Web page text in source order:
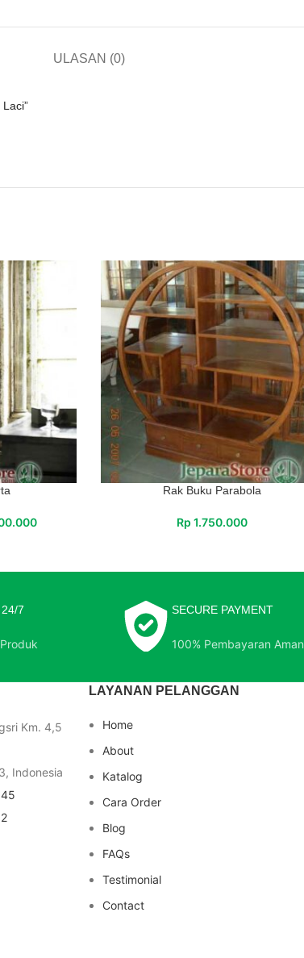
ULASAN (0)
Rak Buku Parabola
Rp 1.750.000
7 SECURE PAYMENT
100% Pembayaran Aman
Km. 4,5
Indonesia
LAYANAN PELANGGAN
Home
About
Katalog
Cara Order
Blog
FAQs
Testimonial
Contact